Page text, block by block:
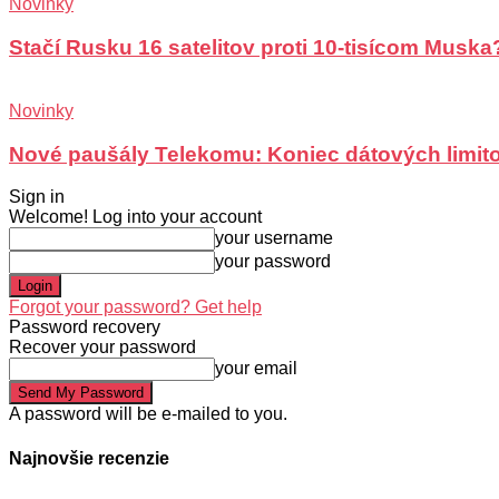
Novinky
Stačí Rusku 16 satelitov proti 10-tisícom
Novinky
Nové paušály Telekomu: Koniec dátových
Sign in
Welcome! Log into your account
your username
your password
Forgot your password? Get help
Password recovery
Recover your password
your email
A password will be e-mailed to you.
Najnovšie recenzie